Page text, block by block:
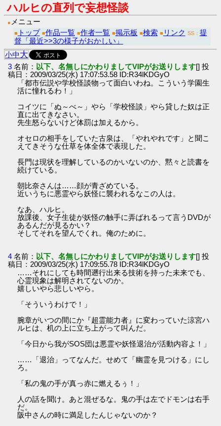
ハルヒの直列で妄想怪談
● メニュー
■ トップ ■作品一覧 ■作者一覧 ■掲示板 ■検索 ■ リンク SS： 提
督「最近>>3の様子がおかしい」
小中大
3 名前： 以下、名無しにかわりましてVIPがお送りします[] 投
稿日：2009/03/25(水) 17:07:53.58 ID:R34lKDGyO
「都市伝説や学校怪談物って面白いわね。こういう学園生
活に憧れるわ！」
コイツに「ぬ～べ～」やら「学校怪談」やら貸した奴は正
直に出てきなさい。
先生怒らないけど体罰は加えるから。
オセロの相手をしていた古泉は、「やれやれです」と聞こ
えてきそうな仕草を体全体で表現した。
長門は現状を理解しているのかいないのか、黙々と読書を
続けている。
朝比奈さんは……顔が青ざめている。
近いうちに悪霊やら妖怪に襲われるなこの人は。
なあ、ハルヒ。
放課後、女子生徒が妖怪の触手に弄ばれるって言うDVDが
あるんだが見るかい？
そしてそれを望んでくれ。俺のために。
4 名前： 以下、名無しにかわりましてVIPがお送りします[] 投
稿日：2009/03/25(水) 17:09:55.78 ID:R34lKDGyO
……それにしても時間遡行出来る技術を持った未来でも、
心霊現象は解明されてないのか。
嬉しいやら悲しいやら。
「そういうわけで！」
腕章がいつの間にか『超霊能力者』に変わっていた涼宮ハ
ルヒは、机の上に立ち上がって叫んだ。
「今日から我がSOS団は悪霊や妖怪退治が活動内容よ！」
……「退治」ってなんだ。せめて「幽霊を見つける」にし
ろ。
「私の鬼の手が真っ赤に燃えるぅ！」
人の話を聞け。あと混ぜるな。鬼の手は左でドモンは右手
だ。
阪中さんの時に満足したんじゃないのか？